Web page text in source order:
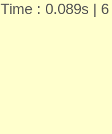
Time : 0.089s |